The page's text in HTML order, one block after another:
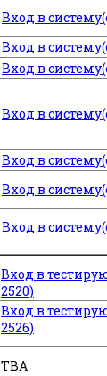
Вход в
Вход в
Вход в
Вход в
Вход в
Вход в
Вход в
Вход в
2520)
Вход в
2526)
TBA